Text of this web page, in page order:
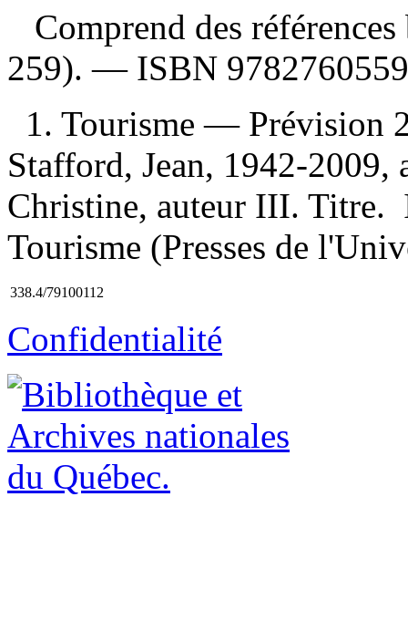
Comprend des
259). — ISBN
1. Tourisme — Prévision
Stafford, Jean, 1942-
Christine, auteur III.
Tourisme (Presses de
338.4/79100112
Confidentialité